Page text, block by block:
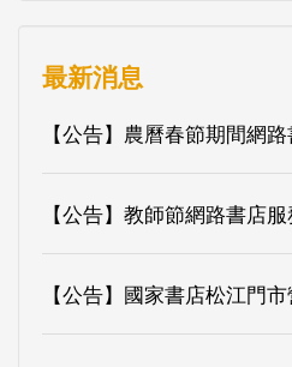
最新消息
【公告】農曆春節期間網
【公告】教師節網路書店
【公告】國家書店松江門